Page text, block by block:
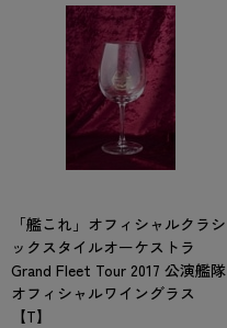
「艦これ」オフィシャルクラシ
ックスタイルオーケストラ
Grand Fleet Tour 2017 公演艦隊
オフィシャルワイングラス
【T】